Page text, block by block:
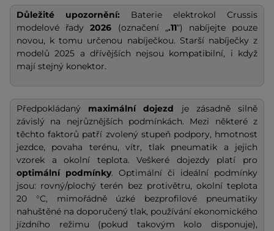
Důležité upozornění: Baterie elektrokol Crussis
modelové řady2026 (označení „.11“) nabíjejte pouze
novou, k tomu určenou nabíječkou. Starší nabíječky z
modelů 2025 a dřívějších nejsou kompatibilní, i když
mají stejný konektor.
Předpokládaný maximální dojezd je zásadně silně
závislý na nejrůznějších podmínkách. Mezi některé z
těchto faktorů patří zvolený stupeň podpory, hmotnost
jezdce, povaha terénu, vítr, tlak pneumatik a jejich
vzorek a okolní teplota. Veškeré dojezdy platí pro
optimální podmínky. Optimální či ideální podmínky
jsou: rovný/plochý terén bez protivětru, okolní teplota
20 °C, mimořádně úzké bezprofilové pneumatiky
nahuštěné na doporučený tlak, používání ekonomického
jízdního režimu (pokud takovým kolo disponuje),